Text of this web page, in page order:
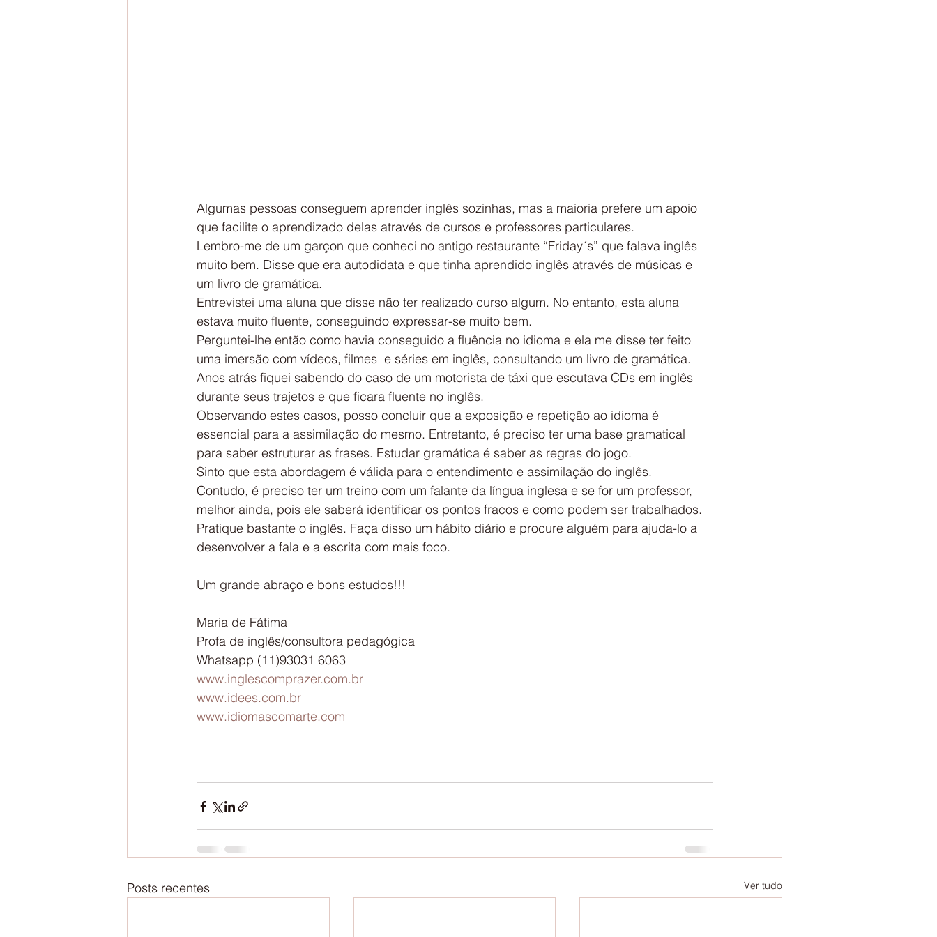
Algumas pessoas conseguem aprender inglês sozinhas, mas a maioria prefere um apoio
que facilite o aprendizado delas através de cursos e professores particulares.
Lembro-me de um garçon que conheci no antigo restaurante “Friday´s” que falava inglês
muito bem. Disse que era autodidata e que tinha aprendido inglês através de músicas e
um livro de gramática.
Entrevistei uma aluna que disse não ter realizado curso algum. No entanto, esta aluna
estava muito fluente, conseguindo expressar-se muito bem.
Perguntei-lhe então como havia conseguido a fluência no idioma e ela me disse ter feito
uma imersão com vídeos, filmes  e séries em inglês, consultando um livro de gramática.
Anos atrás fiquei sabendo do caso de um motorista de táxi que escutava CDs em inglês
durante seus trajetos e que ficara fluente no inglês.
Observando estes casos, posso concluir que a exposição e repetição ao idioma é
essencial para a assimilação do mesmo. Entretanto, é preciso ter uma base gramatical
para saber estruturar as frases. Estudar gramática é saber as regras do jogo.
Sinto que esta abordagem é válida para o entendimento e assimilação do inglês.
Contudo, é preciso ter um treino com um falante da língua inglesa e se for um professor,
melhor ainda, pois ele saberá identificar os pontos fracos e como podem ser trabalhados.
Pratique bastante o inglês. Faça disso um hábito diário e procure alguém para ajuda-lo a
desenvolver a fala e a escrita com mais foco.
Um grande abraço e bons estudos!!!
Maria de Fátima
Profa de inglês/consultora pedagógica
Whatsapp (11)93031 6063
www.inglescomprazer.com.br
www.idees.com.br
www.idiomascomarte.com
Posts recentes Ver tudo